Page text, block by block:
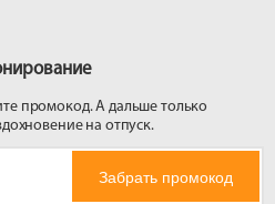
промокод. А дальше только
на отпуск.
Забрать промокод